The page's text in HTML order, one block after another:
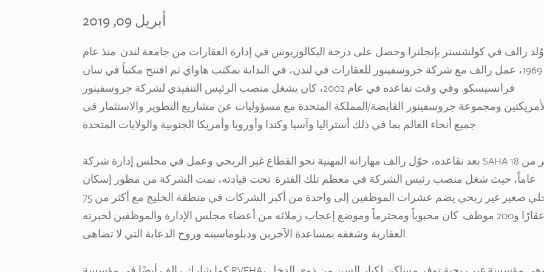
أبريل 09, 2019
وُلد رالف في كولشستر بإنجلترا وحصل على درجة البكالوريوس في إدارة العقارات من جامعة لندن. منذ عام
1969، عمل رالف مع شركة جروسفينور للعقارات في لندن، في البداية بمكتب هاواي ثم افتتح مكتباً في سان
فرانسيسكو. وفي وقت تقاعده في عام 2002، كان يشغل منصب الرئيس التنفيذي لشركة جروسفينور
ومجموعة جروسفينور القابضة/المملكة المتحدة مع مسؤوليات عن مشاريع التطوير والاستثمار في
جميع أنحاء العالم بما في ذلك أستراليا وآسيا وكندا وأوروبا وأمريكا الجنوبية والولايات المتحدة.
بعد تقاعده، حوّل رالف مهاراته المهنية نحو القطاع غير الربحي وعمل في مجلس إدارة شركة SAHA لأكثر من 18
عاماً، حيث شغل منصب رئيس الشركة في معظم تلك الفترة. تحت قيادته، نمت الشركة من مطور إسكان
محلي صغير غير ربحي يضم عشرات الموظفين إلى واحدة من أكبر الشركات في منطقة الخليج مع أكثر من 75
عقارًا و200 موظف. كان محبوباً ومحترماً وموضع إعجاب زملائه من أعضاء مجلس الإدارة والموظفين لخبرته
العقارية وشغفه بمساعدة الآخرين ودبلوماسيته وروح الدعابة التي لا تضاهى.